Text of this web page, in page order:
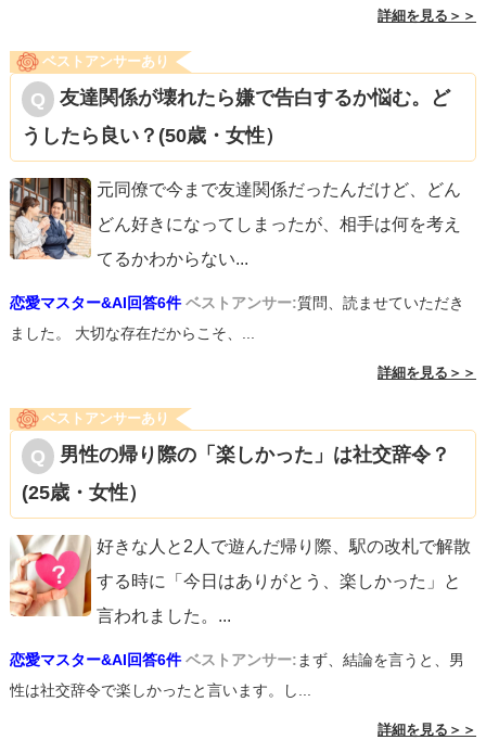
詳細を見る＞＞
ベストアンサーあり
友達関係が壊れたら嫌で告白するか悩む。ど
うしたら良い？(50歳・女性）
元同僚で今まで友達関係だったんだけど、どん
どん好きになってしまったが、相手は何を考え
てるかわからない...
恋愛マスター&AI回答6件 ベストアンサー:質問、読ませていただき
ました。 大切な存在だからこそ、...
詳細を見る＞＞
ベストアンサーあり
男性の帰り際の「楽しかった」は社交辞令？
(25歳・女性）
好きな人と2人で遊んだ帰り際、駅の改札で解散
する時に「今日はありがとう、楽しかった」と
言われました。 ...
恋愛マスター&AI回答6件 ベストアンサー:まず、結論を言うと、男
性は社交辞令で楽しかったと言います。し...
詳細を見る＞＞